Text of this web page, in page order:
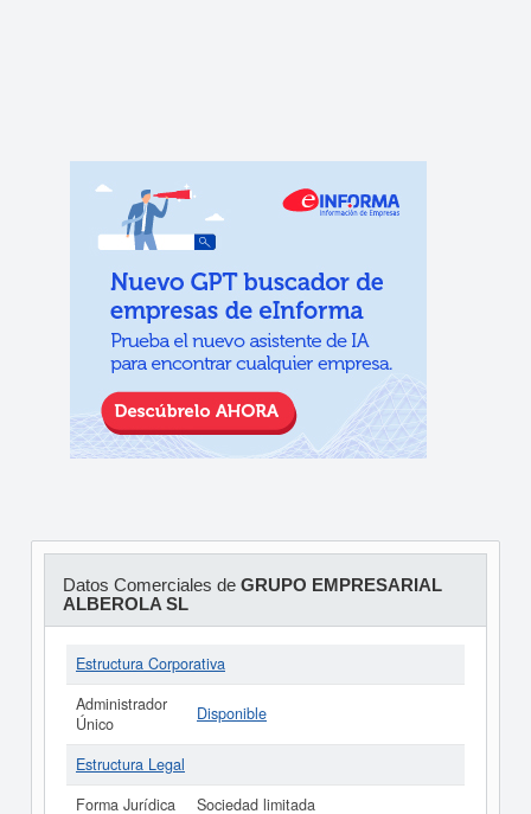
Datos Comerciales de GRUPO EMPRESARIAL
ALBEROLA SL
Estructura Corporativa
Administrador
Único
Disponible
Estructura Legal
Forma Jurídica
Sociedad limitada